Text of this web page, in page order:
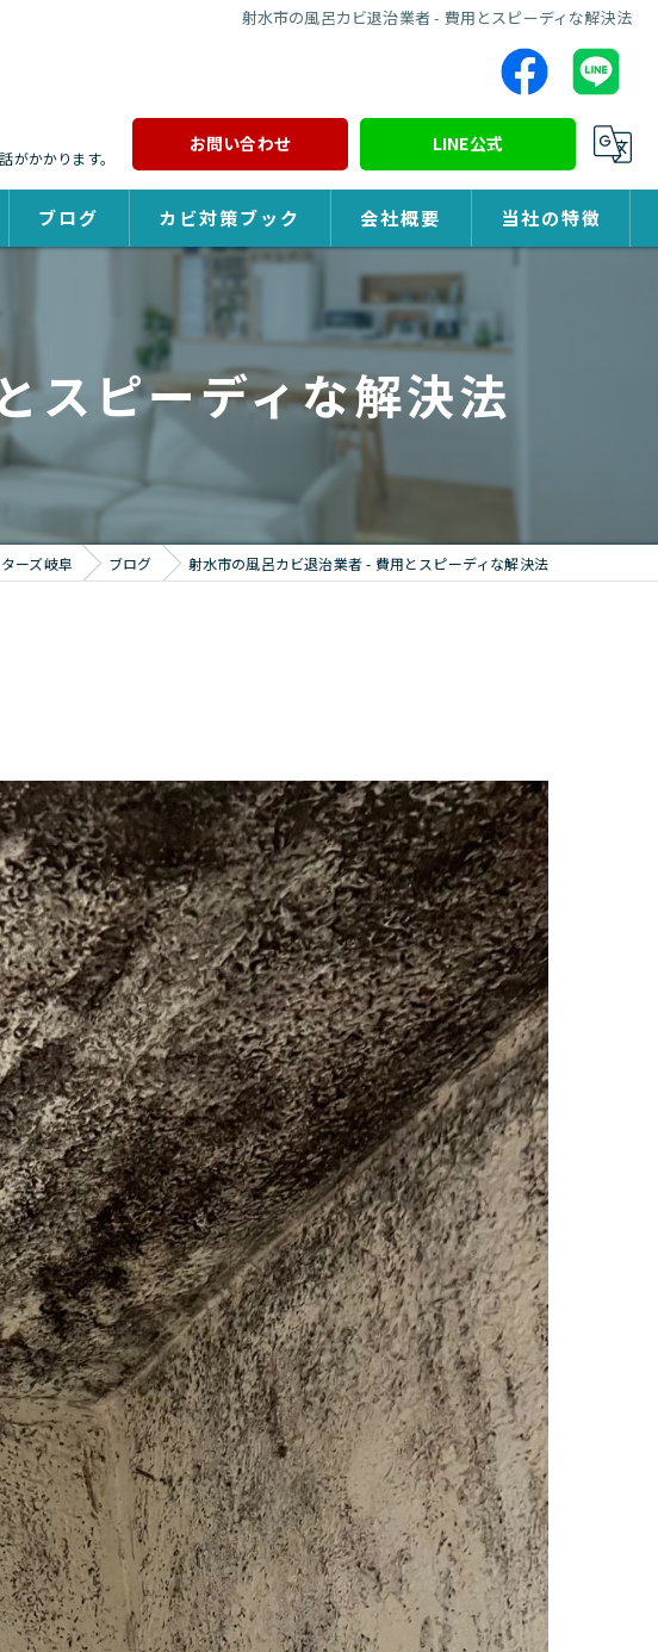
射水市の風呂カビ退治業者 - 費用とスピーディな解決法
かかります。
お問い合わせ LINE公式
ブログ カビ対策ブック 会社概要 当社の特徴
除カビ
防カビ
スピーディな解決法
ーズ岐阜 ブログ 射水市の風呂カビ退治業者 - 費用とスピーディな解決法